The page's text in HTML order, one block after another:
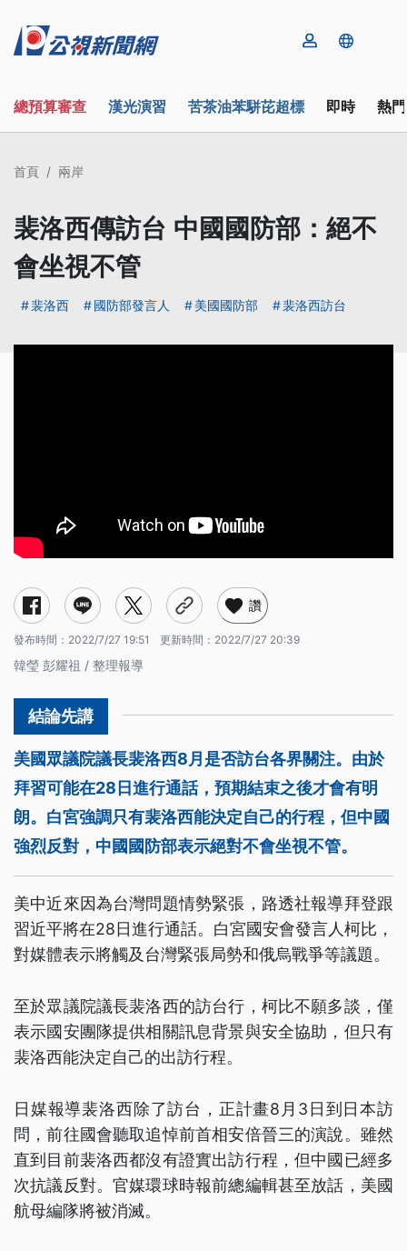
總預算審查 漢光演習 苦茶油苯駢芘超標 即時 熱
首頁 兩岸
裴洛西傳訪台 中國國防部：絕不
會坐視不管
裴洛西 國防部發言人 美國國防部 裴洛西訪台
讚
發布時間： 2022/7/27 19:51 更新時間： 2022/7/27 20:39
韓瑩 彭耀祖 / 整理報導
美國眾議院議長裴洛西8月是否訪台各界關注。由於
拜習可能在28日進行通話，預期結束之後才會有明
朗。白宮強調只有裴洛西能決定自己的行程，但中國
強烈反對，中國國防部表示絕對不會坐視不管。
美中近來因為台灣問題情勢緊張，路透社報導拜登跟
習近平將在28日進行通話。白宮國安會發言人柯比，
對媒體表示將觸及台灣緊張局勢和俄烏戰爭等議題。
至於眾議院議長裴洛西的訪台行，柯比不願多談，僅
表示國安團隊提供相關訊息背景與安全協助，但只有
裴洛西能決定自己的出訪行程。
日媒報導裴洛西除了訪台，正計畫8月3日到日本訪
問，前往國會聽取追悼前首相安倍晉三的演說。雖然
直到目前裴洛西都沒有證實出訪行程，但中國已經多
次抗議反對。官媒環球時報前總編輯甚至放話，美國
航母編隊將被消滅。